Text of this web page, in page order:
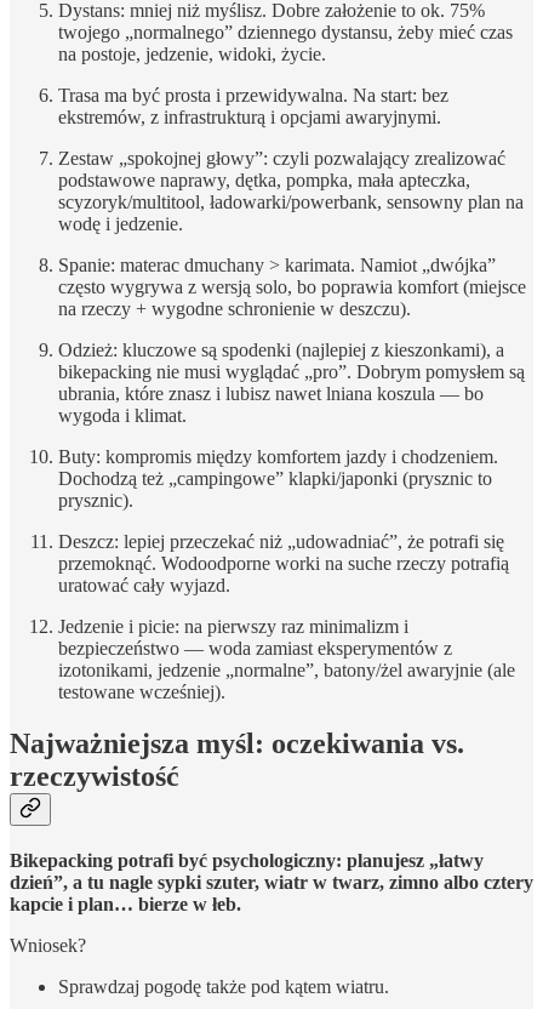
Dystans: mniej niż myślisz. Dobre założenie to ok. 75%
twojego „normalnego” dziennego dystansu, żeby mieć czas
na postoje, jedzenie, widoki, życie.
Trasa ma być prosta i przewidywalna. Na start: bez
ekstremów, z infrastrukturą i opcjami awaryjnymi.
Zestaw „spokojnej głowy”: czyli pozwalający zrealizować
podstawowe naprawy, dętka, pompka, mała apteczka,
scyzoryk/multitool, ładowarki/powerbank, sensowny plan na
wodę i jedzenie.
Spanie: materac dmuchany > karimata. Namiot „dwójka”
często wygrywa z wersją solo, bo poprawia komfort (miejsce
na rzeczy + wygodne schronienie w deszczu).
Odzież: kluczowe są spodenki (najlepiej z kieszonkami), a
bikepacking nie musi wyglądać „pro”. Dobrym pomysłem są
ubrania, które znasz i lubisz nawet lniana koszula — bo
wygoda i klimat.
Buty: kompromis między komfortem jazdy i chodzeniem.
Dochodzą też „campingowe” klapki/japonki (prysznic to
prysznic).
Deszcz: lepiej przeczekać niż „udowadniać”, że potrafi się
przemoknąć. Wodoodporne worki na suche rzeczy potrafią
uratować cały wyjazd.
Jedzenie i picie: na pierwszy raz minimalizm i
bezpieczeństwo — woda zamiast eksperymentów z
izotonikami, jedzenie „normalne”, batony/żel awaryjnie (ale
testowane wcześniej).
Najważniejsza myśl: oczekiwania vs.
rzeczywistość
Bikepacking potrafi być psychologiczny: planujesz „łatwy
dzień”, a tu nagle sypki szuter, wiatr w twarz, zimno albo cztery
kapcie i plan… bierze w łeb.
Wniosek?
Sprawdzaj pogodę także pod kątem wiatru.